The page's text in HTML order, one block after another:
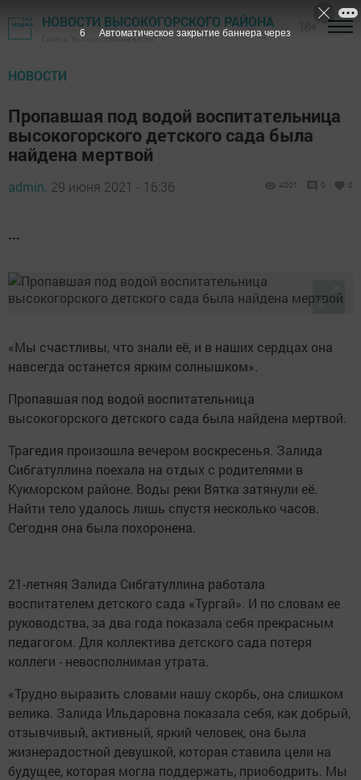
НОВОСТИ ВЫСОКОГОРСКОГО РАЙОНА
Газета "Высокогорские вести"
НОВОСТИ
Пропавшая под водой воспитательница
высокогорского детского сада была
найдена мертвой
admin, 29 июня 2021 - 16:36 4001 0 0
...
«Мы счастливы, что знали её, и в наших сердцах она
навсегда останется ярким солнышком».
Пропавшая под водой воспитательница
высокогорского детского сада была найдена мертвой.
Трагедия произошла вечером воскресенья. Залида
Сибгатуллина поехала на отдых с родителями в
Кукморском районе. Воды реки Вятка затянули её.
Найти тело удалось лишь спустя несколько часов.
Сегодня она была похоронена.
21-летняя Залида Сибгатуллина работала
воспитателем детского сада «Тургай». И по словам ее
руководства, за два года показала себя прекрасным
педагогом. Для коллектива детского сада потеря
коллеги - невосполнимая утрата.
«Трудно выразить словами нашу скорбь, она слишком
велика. Залида Ильдаровна показала себя, как добрый,
отзывчивый, активный, яркий человек, она была
жизнерадостной девушкой, которая ставила цели на
будущее, которая могла поддержать, приободрить. Мы
6 Автоматическое закрытие баннера через